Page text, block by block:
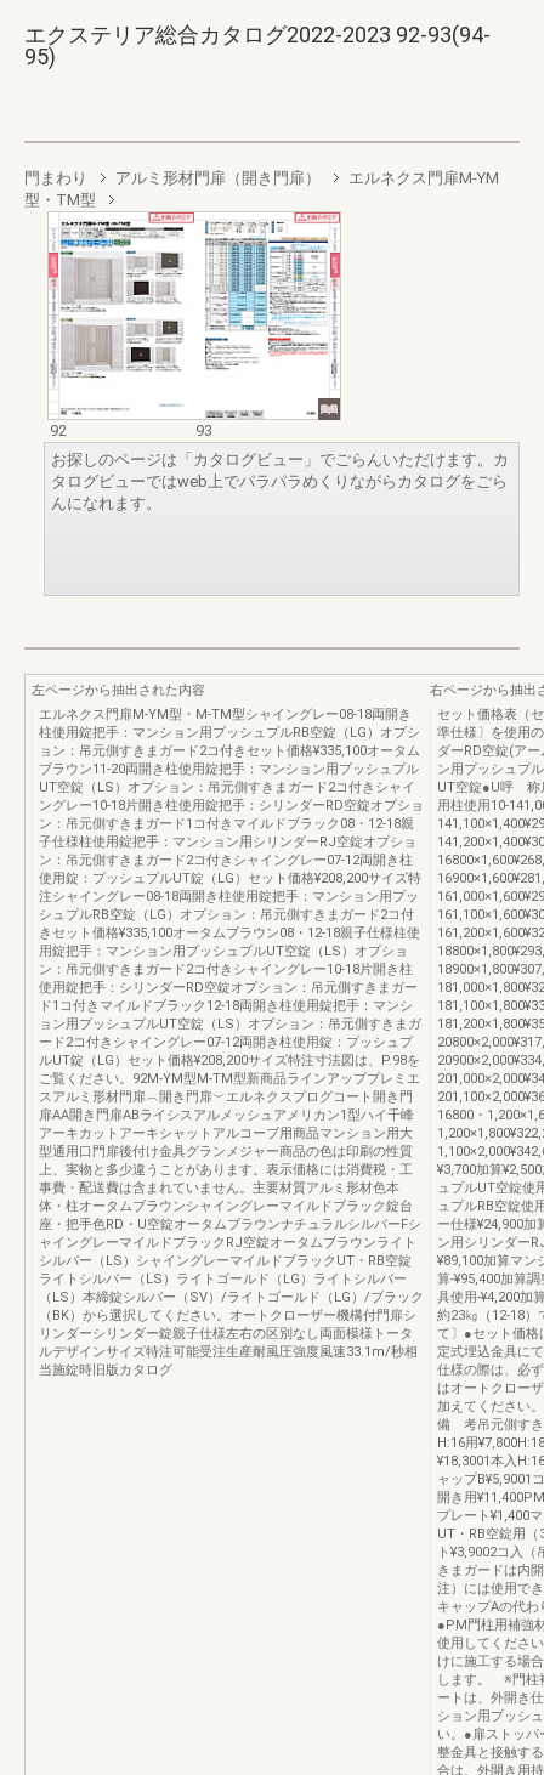
エクステリア総合カタログ2022-2023 92-93(94-
95)
門まわり アルミ形材門扉（開き門扉）
エルネクス門扉M-YM
型・TM型
92
93
お探しのページは「カタログビュー」でごらんいただけます。カ
タログビューではweb上でパラパラめくりながらカタログをごら
んになれます。
左ページから抽出された内容
エルネクス門扉M-YM型・M-TM型シャイングレー08-18両開き
柱使用錠把手：マンション用プッシュプルRB空錠（LG）オプシ
ョン：吊元側すきまガード2コ付きセット価格¥335,100オータム
ブラウン11-20両開き柱使用錠把手：マンション用プッシュプル
UT空錠（LS）オプション：吊元側すきまガード2コ付きシャイ
ングレー10-18片開き柱使用錠把手：シリンダーRD空錠オプショ
ン：吊元側すきまガード1コ付きマイルドブラック08・12-18親
子仕様柱使用錠把手：マンション用シリンダーRJ空錠オプショ
ン：吊元側すきまガード2コ付きシャイングレー07-12両開き柱
使用錠：プッシュプルUT錠（LG）セット価格¥208,200サイズ特
注シャイングレー08-18両開き柱使用錠把手：マンション用プッ
シュプルRB空錠（LG）オプション：吊元側すきまガード2コ付
きセット価格¥335,100オータムブラウン08・12-18親子仕様柱使
用錠把手：マンション用プッシュプルUT空錠（LS）オプショ
ン：吊元側すきまガード2コ付きシャイングレー10-18片開き柱
使用錠把手：シリンダーRD空錠オプション：吊元側すきまガー
ド1コ付きマイルドブラック12-18両開き柱使用錠把手：マンシ
ョン用プッシュプルUT空錠（LS）オプション：吊元側すきまガ
ード2コ付きシャイングレー07-12両開き柱使用錠：プッシュプ
ルUT錠（LG）セット価格¥208,200サイズ特注寸法図は、P.98を
ご覧ください。92M-YM型M-TM型新商品ラインアッププレミエ
スアルミ形材門扉︵開き門扉︶エルネクスプログコート開き門
扉AA開き門扉ABライシスアルメッシュアメリカン1型ハイ千峰
アーキカットアーキシャットアルコーブ用商品マンション用大
型通用口門扉後付け金具グランメジャー商品の色は印刷の性質
上、実物と多少違うことがあります。表示価格には消費税・工
事費・配送費は含まれていません。主要材質アルミ形材色本
体・柱オータムブラウンシャイングレーマイルドブラック錠台
座・把手色RD・U空錠オータムブラウンナチュラルシルバーFシ
ャイングレーマイルドブラックRJ空錠オータムブラウンライト
シルバー（LS）シャイングレーマイルドブラックUT・RB空錠
ライトシルバー（LS）ライトゴールド（LG）ライトシルバー
（LS）本締錠シルバー（SV）/ライトゴールド（LG）/ブラック
（BK）から選択してください。オートクローザー機構付門扉シ
リンダーシリンダー錠親子仕様左右の区別なし両面模様トータ
ルデザインサイズ特注可能受注生産耐風圧強度風速33.1m/秒相
当施錠時旧版カタログ
右ページから抽出
セット価格表（
準仕様〕を使用
ダーRD空錠(ア
ン用プッシュプ
UT空錠●U呼 称
用柱使用10-
16800・
¥3,700加算
ュプルUT空錠使
ュプルRB空錠使
ー仕様¥24,900加
ン用シリンダー
¥89,100加算マン
算-¥95,400加算
具使用-¥4,200加
約23㎏（12-18
て〕●セット価格
定式埋込金具に
仕様の際は、必
はオートクロー
加えてください
備 考吊元側すき
H:16用
¥18,3001本入
ャップB¥5,9001
開き用
プレート¥1,400
UT・RB空錠用
ト¥3,9002コ入
きまガードは内
注）には使用で
キャップAの代
●PM門柱用補強
使用してくださ
けに施工する場
します。 ※門柱
ートは、外開き
ション用プッシ
い。●扉ストッパ
整金具と接触す
合は、外開き用